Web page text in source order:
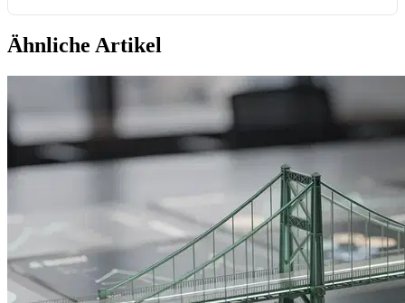
Ähnliche Artikel